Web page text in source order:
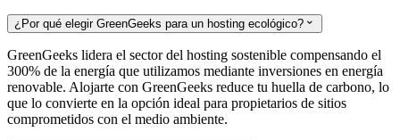
¿Por qué elegir GreenGeeks para un hosting ecológico? 
GreenGeeks lidera el sector del hosting sostenible compensando el
300% de la energía que utilizamos mediante inversiones en energía
renovable. Alojarte con GreenGeeks reduce tu huella de carbono, lo
que lo convierte en la opción ideal para propietarios de sitios
comprometidos con el medio ambiente.